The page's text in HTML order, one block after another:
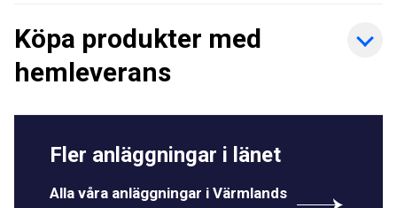
Köpa produkter med
hemleverans
Fler anläggningar i länet
Alla våra anläggningar i Värmlands